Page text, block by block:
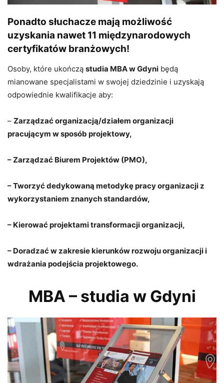
Ponadto słuchacze mają możliwość
uzyskania nawet 11 międzynarodowych
certyfikatów branżowych!
Osoby, które ukończą studia MBA w Gdyni będą
mianowane specjalistami w swojej dziedzinie i uzyskają
odpowiednie kwalifikacje aby:
– Zarządzać organizacją/działem organizacji
pracującym w sposób projektowy,
– Zarządzać Biurem Projektów (PMO),
– Tworzyć dedykowaną metodykę pracy organizacji z
wykorzystaniem znanych standardów,
– Kierować projektami transformacji organizacji,
– Doradzać w zakresie kierunków rozwoju organizacji i
wdrażania podejścia projektowego.
MBA – studia w Gdyni